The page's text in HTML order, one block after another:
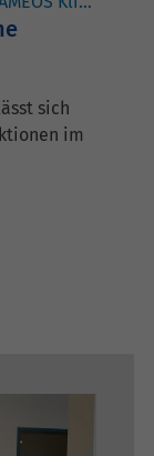
sich
im